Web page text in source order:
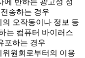
에 반하는 광고성 정
송하는 경우
오작동이나 정보 등
는 컴퓨터 바이러스
포하는 경우
위원회로부터의 이용